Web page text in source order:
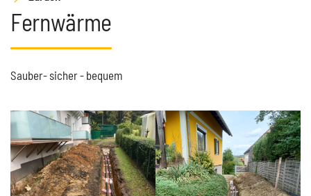
Fernwärme
Sauber- sicher - bequem